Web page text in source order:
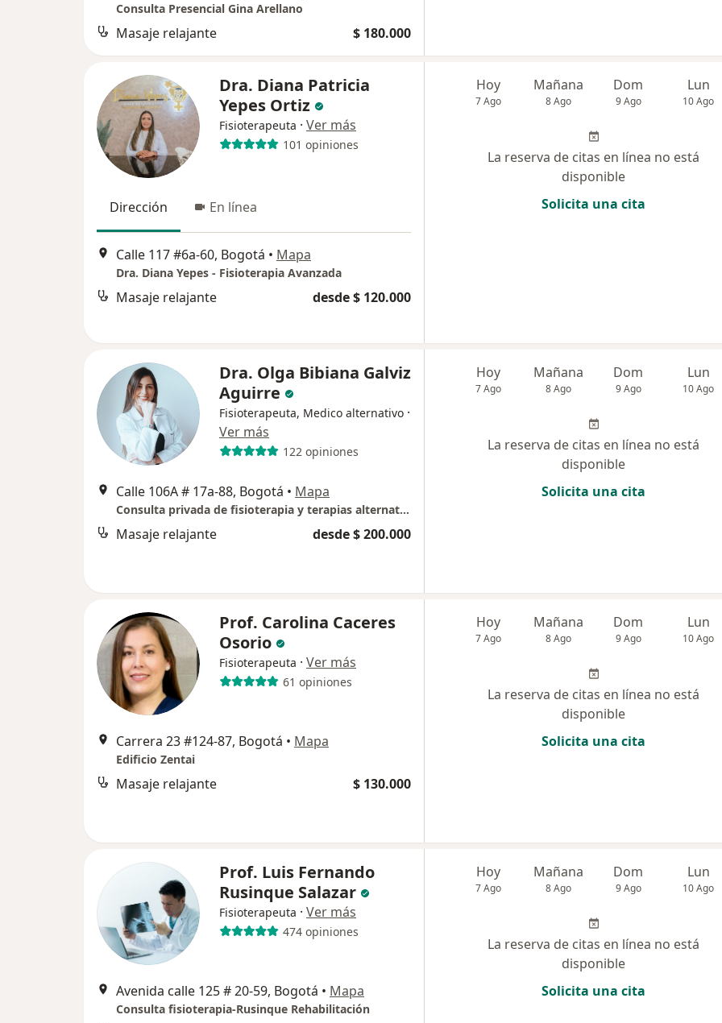
Consulta Presencial Gina Arellano
Masaje relajante $ 180.000
Dra. Diana Patricia
Yepes Ortiz
Fisioterapeuta · Ver más
101 opiniones
Dirección En línea
Calle 117 #6a-60, Bogotá • Mapa
Dra. Diana Yepes - Fisioterapia Avanzada
Masaje relajante desde $ 120.000
Hoy
7 Ago
Mañana
8 Ago
Dom
9 Ago
Lun
10 Ago
La reserva de citas en línea no está
disponible
Solicita una cita
Dra. Olga Bibiana Galviz
Aguirre
Fisioterapeuta, Medico alternativo ·
Ver más
122 opiniones
Calle 106A # 17a-88, Bogotá • Mapa
Consulta privada de fisioterapia y terapias alternativas
Masaje relajante desde $ 200.000
Hoy
7 Ago
Mañana
8 Ago
Dom
9 Ago
Lun
10 Ago
La reserva de citas en línea no está
disponible
Solicita una cita
Prof. Carolina Caceres
Osorio
Fisioterapeuta · Ver más
61 opiniones
Carrera 23 #124-87, Bogotá • Mapa
Edificio Zentai
Masaje relajante $ 130.000
Hoy
7 Ago
Mañana
8 Ago
Dom
9 Ago
Lun
10 Ago
La reserva de citas en línea no está
disponible
Solicita una cita
Prof. Luis Fernando
Rusinque Salazar
Fisioterapeuta · Ver más
474 opiniones
Avenida calle 125 # 20-59, Bogotá • Mapa
Consulta fisioterapia-Rusinque Rehabilitación
Hoy
7 Ago
Mañana
8 Ago
Dom
9 Ago
Lun
10 Ago
La reserva de citas en línea no está
disponible
Solicita una cita